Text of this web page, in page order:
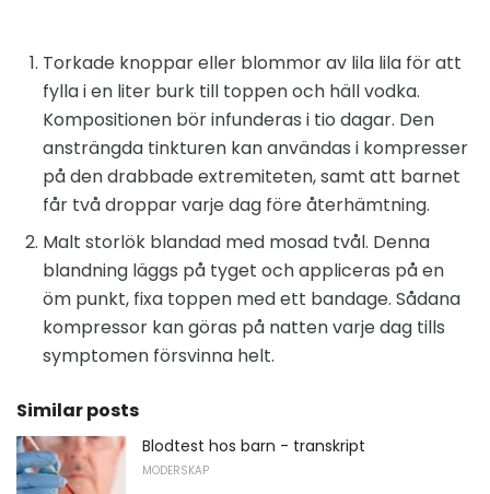
Torkade knoppar eller blommor av lila lila för att
fylla i en liter burk till toppen och häll vodka.
Kompositionen bör infunderas i tio dagar. Den
ansträngda tinkturen kan användas i kompresser
på den drabbade extremiteten, samt att barnet
får två droppar varje dag före återhämtning.
Malt storlök blandad med mosad tvål. Denna
blandning läggs på tyget och appliceras på en
öm punkt, fixa toppen med ett bandage. Sådana
kompressor kan göras på natten varje dag tills
symptomen försvinna helt.
Similar posts
Blodtest hos barn - transkript
MODERSKAP